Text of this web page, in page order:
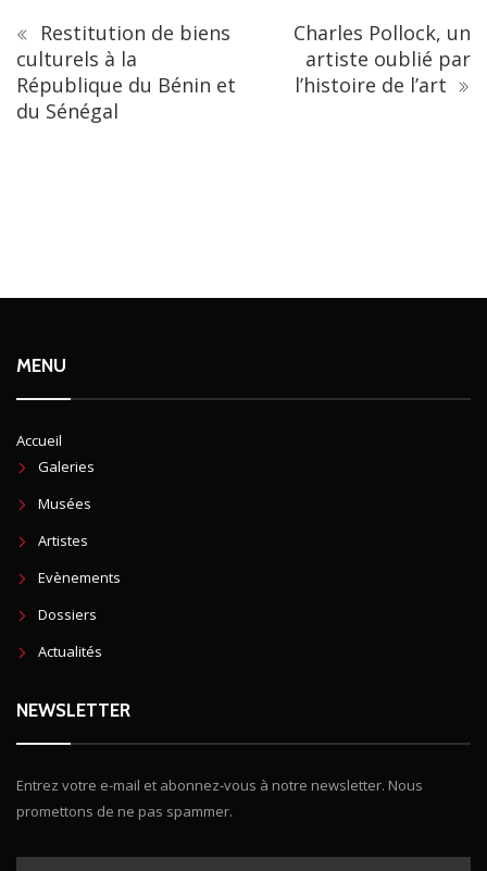
Restitution de biens
culturels à la
République du Bénin et
du Sénégal
Charles Pollock, un
artiste oublié par
l’histoire de l’art
MENU
Accueil
Galeries
Musées
Artistes
Evènements
Dossiers
Actualités
NEWSLETTER
Entrez votre e-mail et abonnez-vous à notre newsletter. Nous
promettons de ne pas spammer.